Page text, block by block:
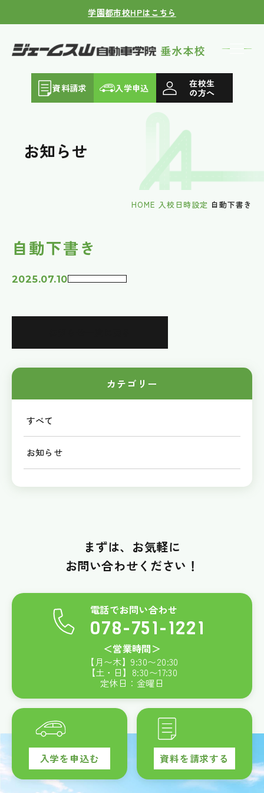
学園都市校HPはこちら
資料請求 入学申込
在校生
の方へ
お知らせ
HOME 入校日時設定 自動下書き
自動下書き
2025.07.10
カテゴリー
すべて
お知らせ
まずは、お気軽に
お問い合わせください！
電話でお問い合わせ
078-751-1221
＜営業時間＞
【月〜木】9:30〜20:30
【土・日】 8:30〜17:30
定休日：金曜日
入学を申込む 資料を請求する